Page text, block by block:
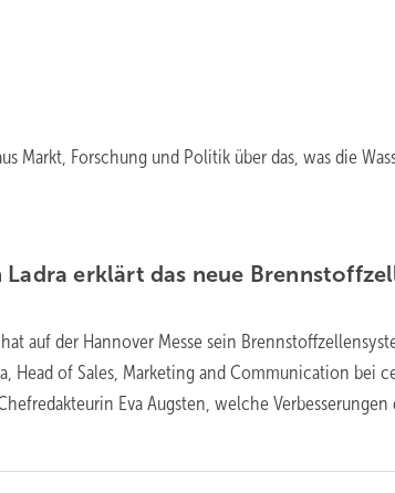
Markt, Forschung und Politik über das, was die
Ladra erklärt das neue
auf der Hannover Messe sein
Head of Sales, Marketing and Communication bei
Eva Augsten, welche Verbesserungen